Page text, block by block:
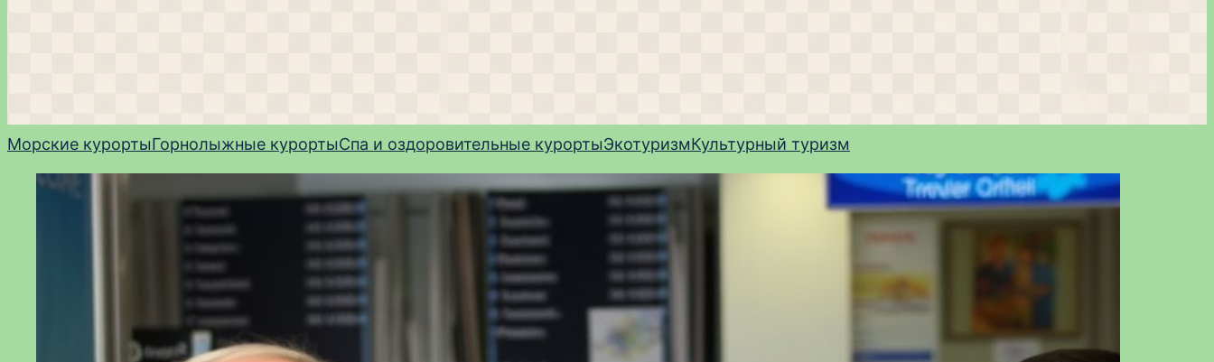
Морские курортыГорнолыжные курортыСпа и оздоровительные курортыЭкотуризмКультурный туризм